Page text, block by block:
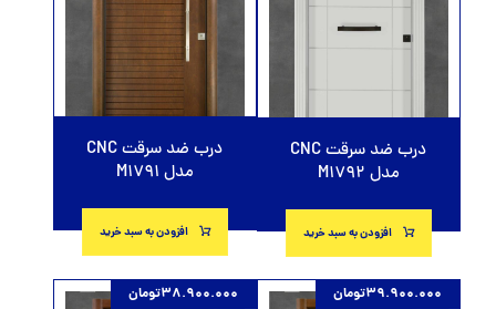
درب ضد سرقت CNC
مدل M1792
افزودن به سبد خرید
درب ضد سرقت CNC
مدل M1791
افزودن به سبد خرید
39.900.000تومان 38.900.000تومان